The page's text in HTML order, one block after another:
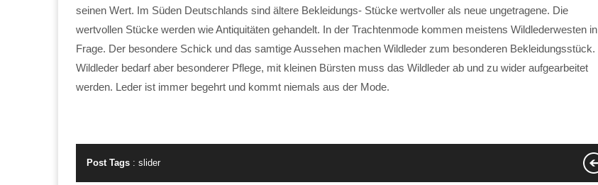
seinen Wert. Im Süden Deutschlands sind ältere Bekleidungs- Stücke wertvoller als neue ungetragene. Die
wertvollen Stücke werden wie Antiquitäten gehandelt. In der Trachtenmode kommen meistens Wildlederwesten in
Frage. Der besondere Schick und das samtige Aussehen machen Wildleder zum besonderen Bekleidungsstück.
Wildleder bedarf aber besonderer Pflege, mit kleinen Bürsten muss das Wildleder ab und zu wider aufgearbeitet
werden. Leder ist immer begehrt und kommt niemals aus der Mode.
Post Tags : slider